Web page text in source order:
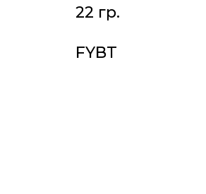
22 гр.
FYBT